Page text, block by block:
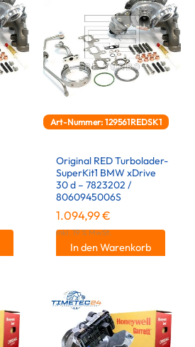
Art-Nummer: 129561REDSK1
Original RED Turbolader-
SuperKit1 BMW xDrive
30 d – 7823202 /
8060945006S
1.094,99€
inkl. 19 % MwSt.
In den Warenkorb